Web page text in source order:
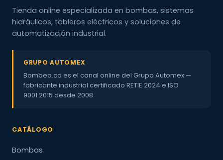
Tienda online especializada en bombas, sistemas
hidráulicos, tableros eléctricos y soluciones de
automatización industrial.
GRUPO AUTOMEX
Bombeo.co es el canal online del Grupo Automex —
fabricante industrial certificado RETIE 2024 e ISO
9001:2015 desde 2008.
CATÁLOGO
Bombas